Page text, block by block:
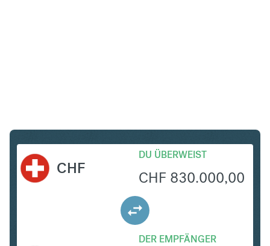
CHF
DU ÜBERWEIST
CHF 830.000,00
DER EMPFÄNGER